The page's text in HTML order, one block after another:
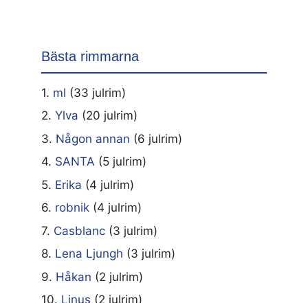
Bästa rimmarna
1. ml (33 julrim)
2. Ylva (20 julrim)
3. Någon annan (6 julrim)
4. SANTA (5 julrim)
5. Erika (4 julrim)
6. robnik (4 julrim)
7. Casblanc (3 julrim)
8. Lena Ljungh (3 julrim)
9. Håkan (2 julrim)
10. Linus (2 julrim)